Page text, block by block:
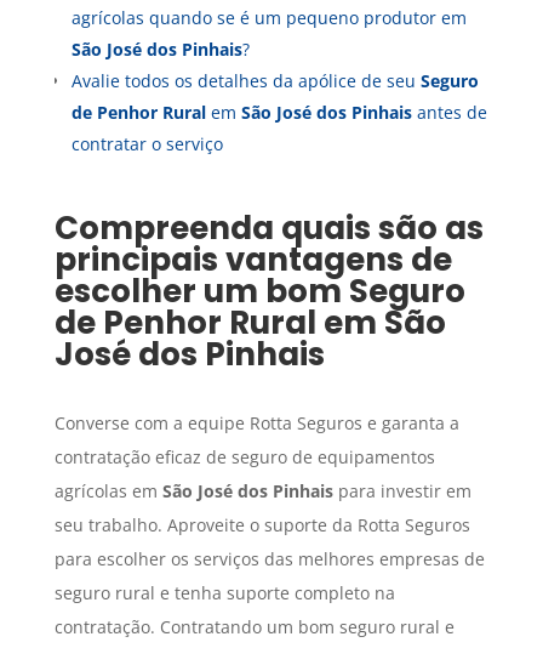
agrícolas quando se é um pequeno produtor em
São José dos Pinhais?
Avalie todos os detalhes da apólice de seu Seguro
de Penhor Ruralem São José dos Pinhaisantes de
contratar o serviço
Compreenda quais são as
principais vantagens de
escolher um bomSeguro
de Penhor Rural em São
José dos Pinhais
Converse com a equipe Rotta Seguros e garanta a
contratação eficaz de seguro de equipamentos
agrícolas em São José dos Pinhaispara investir em
seu trabalho. Aproveite o suporte da Rotta Seguros
para escolher os serviços das melhores empresas de
seguro rural e tenha suporte completo na
contratação. Contratando um bom seguro rural e